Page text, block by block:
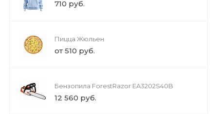
710 руб.
Пицца Жюльен
от 510 руб.
Бензопила ForestRazor EA3202S40B
12 560 руб.